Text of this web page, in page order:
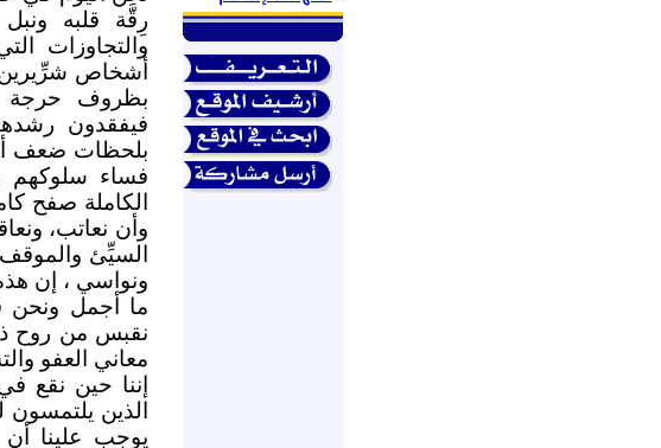
رِقَّة قلبه
والتجاوزات
أشخاص شرِّيرين
بظروف حرجة
فيفقدون
بلحظات ضعف
فساء سلوكهم
الكاملة صفح
وأن نعاتب،
السيِّئ
ونواسي ، إن
ما أجمل ونحن
نقبس من روح
معاني العفو
إننا حين نقع
الذين يلتمسون
يوجب علينا